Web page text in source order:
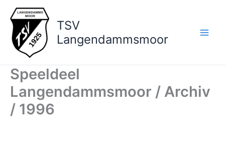
Inhalt
springen
TSV
Langendammsmoor
Speeldeel
Langendammsmoor / Archiv
/ 1996